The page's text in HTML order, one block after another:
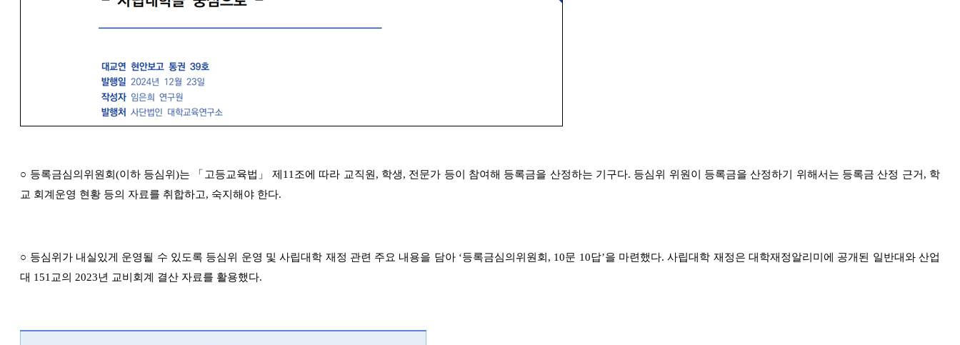
○ 등록금심의위원회 (이하 등심위)는 「 고등교육법 」 제 11조에 따라 교직원, 학생, 전문가 등이 참여해 등록금을 산정하는 기구다. 등심위 위원이 등록금을 산정하기 위해서는 등록금 산정 근거 , 학
교 회계운영 현황 등의 자료를 취합하고, 숙지해야 한다.
○ 등심위가 내실있게 운영될 수 있도록 등심위 운영 및 사립대학 재정 관련 주요 내용을 담아 ‘등록금심의위원회 , 10문 10답’을 마련했다.사립대학 재정은 대학재정알리미에 공개된 일반대와 산업
대 151교의 2023년 교비회계 결산 자료를 활용했다.